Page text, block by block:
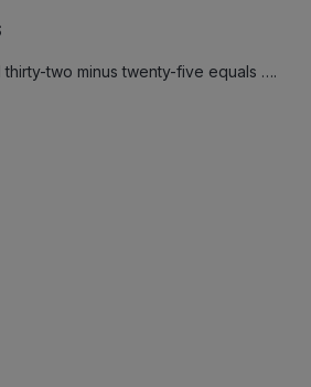
two minus twenty-five equals ….